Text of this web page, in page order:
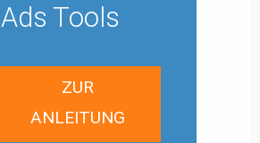
Ads Tools
ZUR
ANLEITUNG